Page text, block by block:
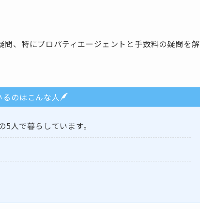
、特にプロパティエージェントと手数料の疑問を解
のはこんな人
人で暮らしています。